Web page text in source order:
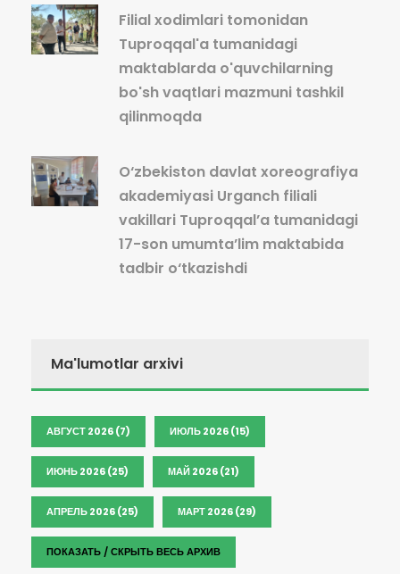
Filial xodimlari tomonidan
Tuproqqal'a tumanidagi
maktablarda o'quvchilarning
bo'sh vaqtlari mazmuni tashkil
qilinmoqda
O‘zbekiston davlat xoreografiya
akademiyasi Urganch filiali
vakillari Tuproqqal’a tumanidagi
17-son umumta’lim maktabida
tadbir o‘tkazishdi
Ma'lumotlar arxivi
АВГУСТ 2026 (7) ИЮЛЬ 2026 (15)
ИЮНЬ 2026 (25) МАЙ 2026 (21)
АПРЕЛЬ 2026 (25) МАРТ 2026 (29)
ПОКАЗАТЬ / СКРЫТЬ ВЕСЬ АРХИВ